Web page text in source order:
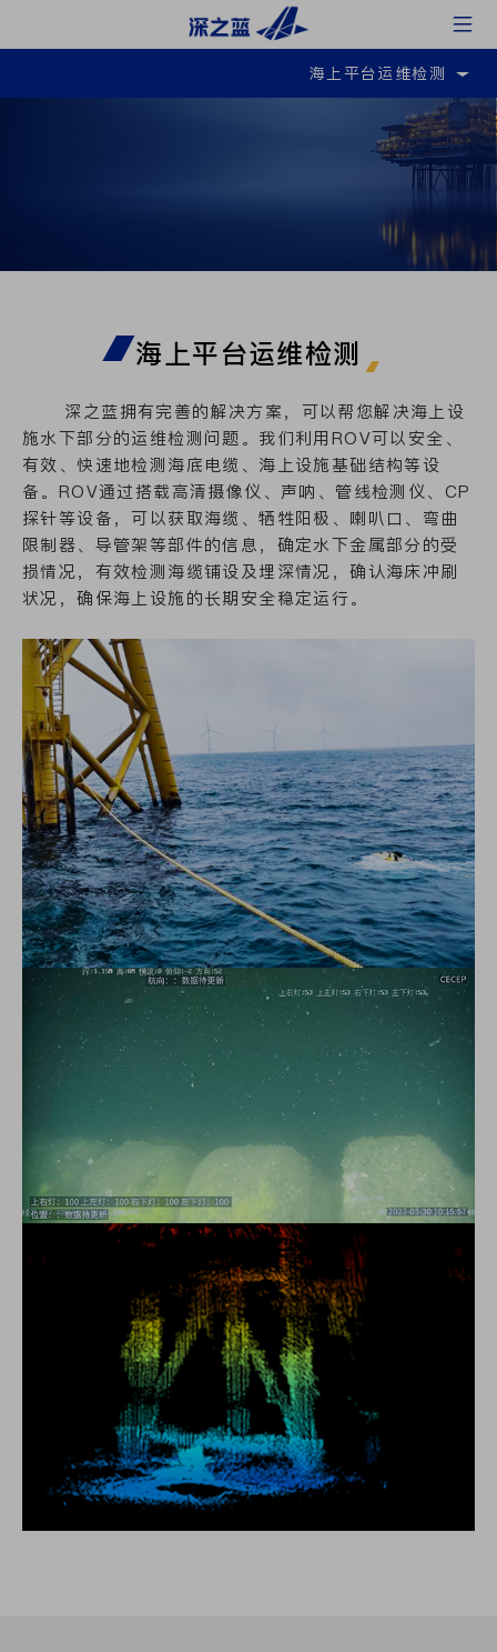
海上平台运维检测
海上平台运维检测
深之蓝拥有完善的解决方案，可以帮您解决海上设
施水下部分的运维检测问题。我们利用ROV可以安全、
有效、快速地检测海底电缆、海上设施基础结构等设
备。ROV通过搭载高清摄像仪、声呐、管线检测仪、CP
探针等设备，可以获取海缆、牺牲阳极、喇叭口、弯曲
限制器、导管架等部件的信息，确定水下金属部分的受
损情况，有效检测海缆铺设及埋深情况，确认海床冲刷
状况，确保海上设施的长期安全稳定运行。